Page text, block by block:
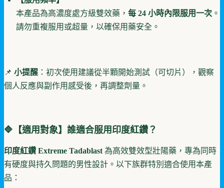
本產品為高濃度處方級雙效藥， 每 24 小時內限服用一次 。
請勿重複服用或超量，以確保用藥安全。
📌 小提醒 ：初次使用建議從半顆開始測試（可切片），觀察
個人反應與副作用感受後，再調整劑量。
🔷【適用對象】誰適合服用印度紅鑽？
印度紅鑽 Extreme Tadablast 為高效雙效型壯陽藥，專為同時
有硬度與持久問題的男性設計。以下族群特別適合使用本產
品：